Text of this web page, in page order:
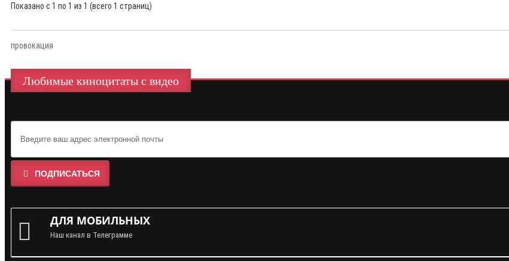
Показано с 1 по 1 из 1 (всего 1 страниц)
провокация
Любимые киноцитаты с видео
ПОДПИСАТЬСЯ
ДЛЯ МОБИЛЬНЫХ
Наш канал в Телеграмме